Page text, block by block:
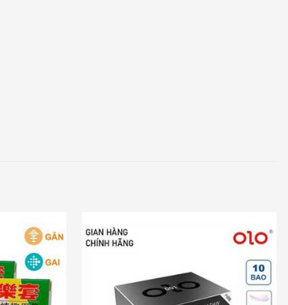
Add to
wishlist
Add to
wishlist